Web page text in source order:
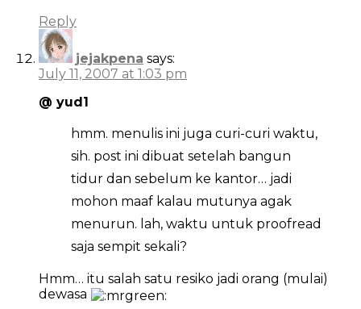
Reply
jejakpena says:
July 11, 2007 at 1:03 pm
@ yud1
hmm. menulis ini juga curi-curi waktu,
sih. post ini dibuat setelah bangun
tidur dan sebelum ke kantor… jadi
mohon maaf kalau mutunya agak
menurun. lah, waktu untuk proofread
saja sempit sekali?
Hmm… itu salah satu resiko jadi orang (mulai)
dewasa